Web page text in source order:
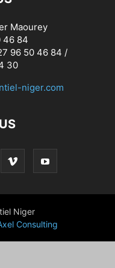
Maourey
46 84
96 50 46 84 /
30
niger.com
Niger
Consulting